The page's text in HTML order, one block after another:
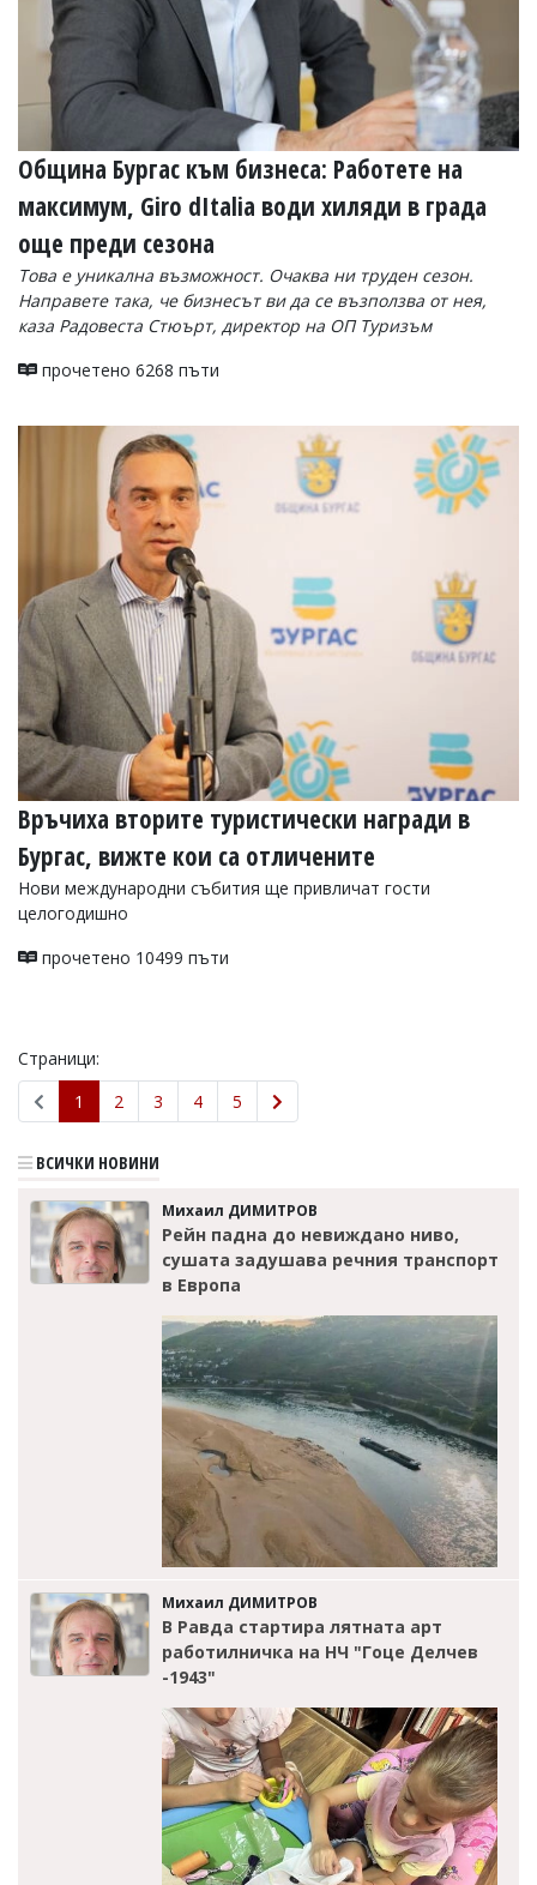
Община Бургас към бизнеса: Работете на
максимум, Giro dItalia води хиляди в града
още преди сезона
Това е уникална възможност. Очаква ни труден сезон.
Направете така, че бизнесът ви да се възползва от нея,
каза Радовеста Стюърт, директор на ОП Туризъм
прочетено 6268 пъти
Връчиха вторите туристически награди в
Бургас, вижте кои са отличените
Нови международни събития ще привличат гости
целогодишно
прочетено 10499 пъти
Страници:
1
2 3 4 5
ВСИЧКИ НОВИНИ
Михаил ДИМИТРОВ
Рейн падна до невиждано ниво,
сушата задушава речния транспорт
в Европа
Михаил ДИМИТРОВ
В Равда стартира лятната арт
работилничка на НЧ "Гоце Делчев
-1943"